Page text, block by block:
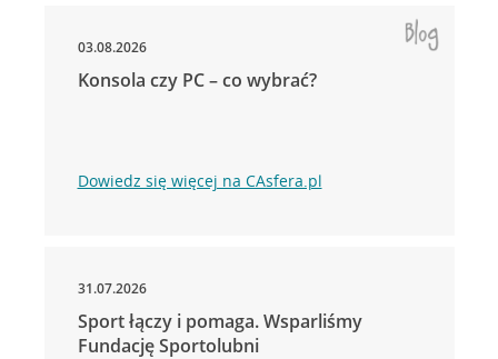
03.08.2026
Konsola czy PC – co wybrać?
Dowiedz się więcej na CAsfera.pl
31.07.2026
Sport łączy i pomaga. Wsparliśmy
Fundację Sportolubni